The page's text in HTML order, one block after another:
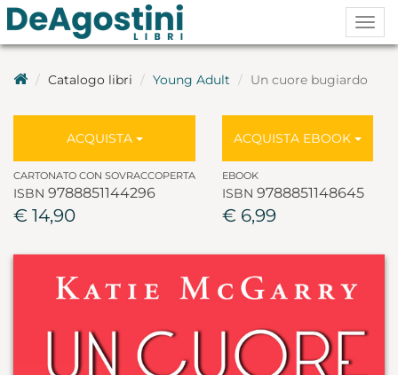
Catalogo libri Young Adult Un cuore bugiardo
ACQUISTA
CARTONATO CON SOVRACCOPERTA
ISBN 9788851144296
€ 14,90
ACQUISTA EBOOK
EBOOK
ISBN 9788851148645
€ 6,99